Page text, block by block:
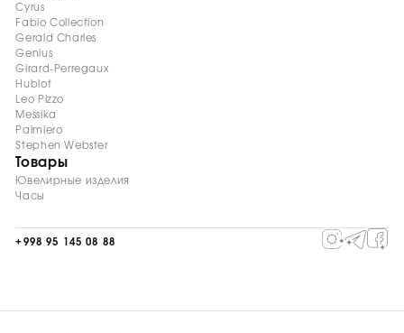
Cyrus
Fabio Collection
Gerald Charles
Genius
Girard-Perregaux
Hublot
Leo Pizzo
Messika
Palmiero
Stephen Webster
Товары
Ювелирные изделия
Часы
+998 95 145 08 88